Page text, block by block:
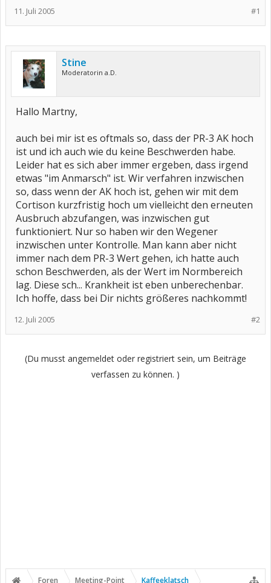
#1
11. Juli 2005
Stine
Moderatorin a.D.
Hallo Martny,
auch bei mir ist es oftmals so, dass der PR-3 AK hoch
ist und ich auch wie du keine Beschwerden habe.
Leider hat es sich aber immer ergeben, dass irgend
etwas "im Anmarsch" ist. Wir verfahren inzwischen
so, dass wenn der AK hoch ist, gehen wir mit dem
Cortison kurzfristig hoch um vielleicht den erneuten
Ausbruch abzufangen, was inzwischen gut
funktioniert. Nur so haben wir den Wegener
inzwischen unter Kontrolle. Man kann aber nicht
immer nach dem PR-3 Wert gehen, ich hatte auch
schon Beschwerden, als der Wert im Normbereich
lag. Diese sch... Krankheit ist eben unberechenbar.
Ich hoffe, dass bei Dir nichts größeres nachkommt!
#2
12. Juli 2005
(Du musst angemeldet oder registriert sein, um Beiträge
verfassen zu können. )
Foren Meeting-Point Kaffeeklatsch